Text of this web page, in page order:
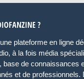
?
plateforme en ligne
à la fois média
base de connaissances
et de professionnels.